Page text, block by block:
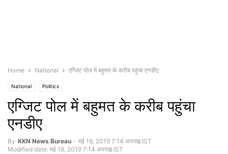
Home National एग्जिट पोल में बहुमत के करीब पहुंचा एनडीए
National Politics
एग्जिट पोल में बहुमत के करीब पहुंचा
एनडीए
By KKN News Bureau - मई 19, 2019 7:14 अपराह्न IST
Modified date: मई 19, 2019 7:14 अपराह्न IST